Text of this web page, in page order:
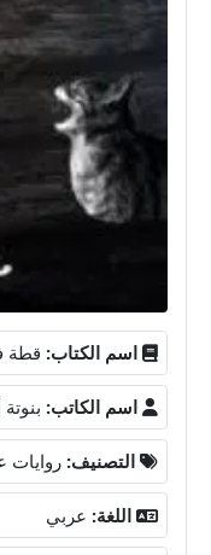
اسم الكتاب: قطة
اسم الكاتب:
التصنيف: روايات
اللغة: عربي